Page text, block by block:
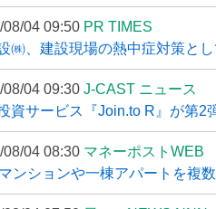
04 09:50 PR TIMES
㈱、建設現場の熱中症対策と
04 09:30 J-CAST ニュース
資サービス『Join.to R』が第2
04 08:30 マネーポストWEB
ンションや一棟アパートを複